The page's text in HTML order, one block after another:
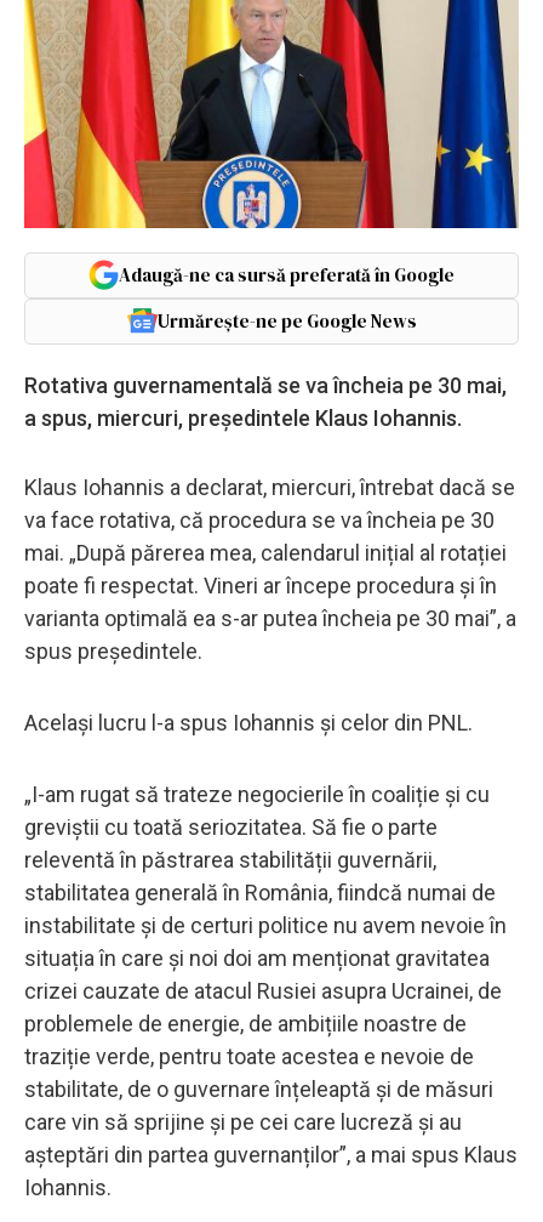
Adaugă-ne ca sursă preferată în Google
Urmărește-ne pe Google News
Rotativa guvernamentală se va încheia pe 30 mai,
a spus, miercuri, președintele Klaus Iohannis.
Klaus Iohannis a declarat, miercuri, întrebat dacă se
va face rotativa, că procedura se va încheia pe 30
mai. „După părerea mea, calendarul inițial al rotației
poate fi respectat. Vineri ar începe procedura și în
varianta optimală ea s-ar putea încheia pe 30 mai”, a
spus președintele.
Același lucru l-a spus Iohannis și celor din PNL.
„I-am rugat să trateze negocierile în coaliție și cu
greviștii cu toată seriozitatea. Să fie o parte
releventă în păstrarea stabilității guvernării,
stabilitatea generală în România, fiindcă numai de
instabilitate și de certuri politice nu avem nevoie în
situația în care și noi doi am menționat gravitatea
crizei cauzate de atacul Rusiei asupra Ucrainei, de
problemele de energie, de ambițiile noastre de
traziție verde, pentru toate acestea e nevoie de
stabilitate, de o guvernare înțeleaptă și de măsuri
care vin să sprijine și pe cei care lucreză și au
așteptări din partea guvernanților”, a mai spus Klaus
Iohannis.